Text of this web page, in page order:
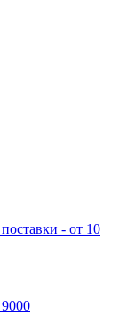
- от 10